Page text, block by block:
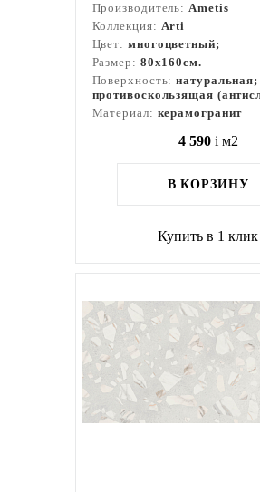
Производитель:Ametis
Коллекция: Arti
Цвет: многоцветный;
Размер: 80x160см.
Поверхность:натуральная;
противоскользящая
Материал: керамогранит
4 590 i м2
В КОРЗИНУ
Купить в 1 клик